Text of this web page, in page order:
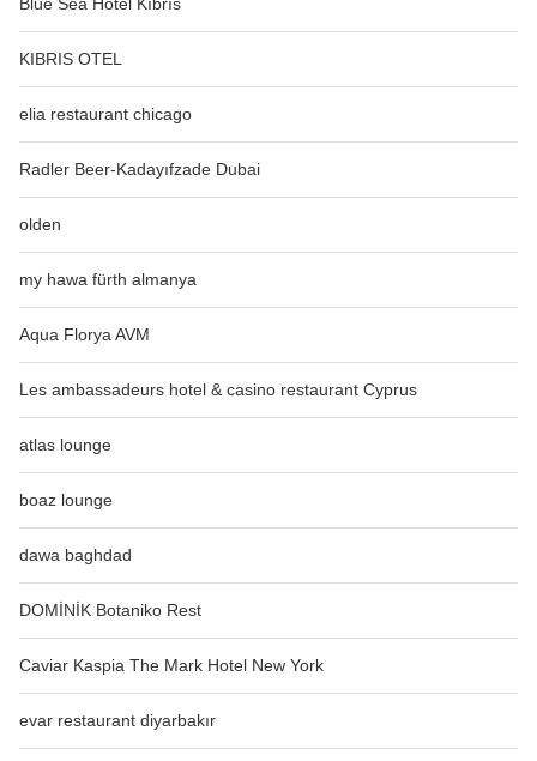
Blue Sea Hotel Kıbrıs
KIBRIS OTEL
elia restaurant chicago
Radler Beer-Kadayıfzade Dubai
olden
my hawa fürth almanya
Aqua Florya AVM
Les ambassadeurs hotel & casino restaurant Cyprus
atlas lounge
boaz lounge
dawa baghdad
DOMİNİK Botaniko Rest
Caviar Kaspia The Mark Hotel New York
evar restaurant diyarbakır